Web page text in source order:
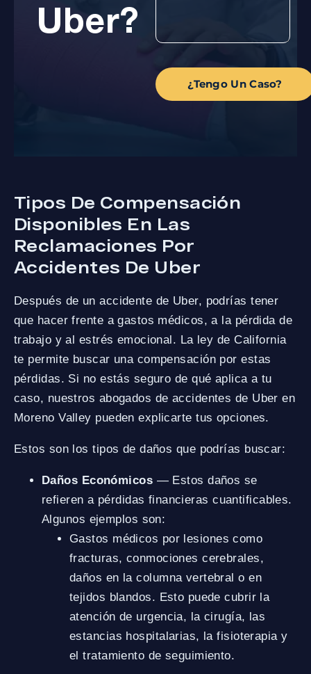
Uber?
¿Tengo Un Caso?
Tipos De Compensación
Disponibles En Las
Reclamaciones Por
Accidentes De Uber
Después de un accidente de Uber, podrías tener
que hacer frente a gastos médicos, a la pérdida de
trabajo y al estrés emocional. La ley de California
te permite buscar una compensación por estas
pérdidas. Si no estás seguro de qué aplica a tu
caso, nuestros abogados de accidentes de Uber en
Moreno Valley pueden explicarte tus opciones.
Estos son los tipos de daños que podrías buscar:
Daños Económicos — Estos daños se
refieren a pérdidas financieras cuantificables.
Algunos ejemplos son:
Gastos médicos por lesiones como
fracturas, conmociones cerebrales,
daños en la columna vertebral o en
tejidos blandos. Esto puede cubrir la
atención de urgencia, la cirugía, las
estancias hospitalarias, la fisioterapia y
el tratamiento de seguimiento.